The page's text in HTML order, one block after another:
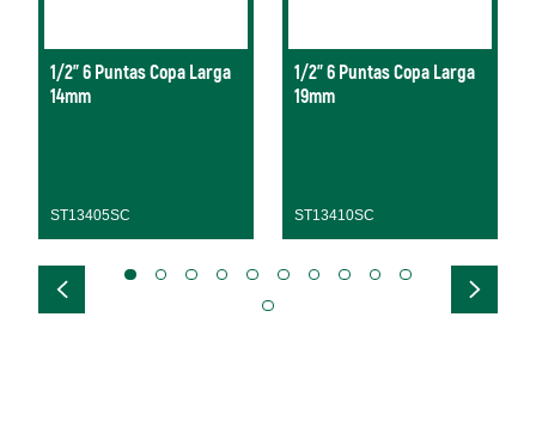
1/2" 6 Puntas Copa Larga
14mm
ST13405SC
1/2" 6 Puntas Copa Larga
19mm
ST13410SC